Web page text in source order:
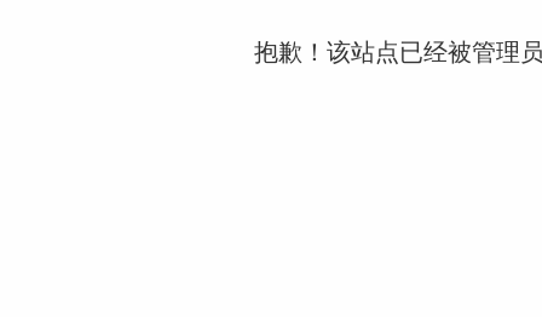
抱歉！该站点已经被管理